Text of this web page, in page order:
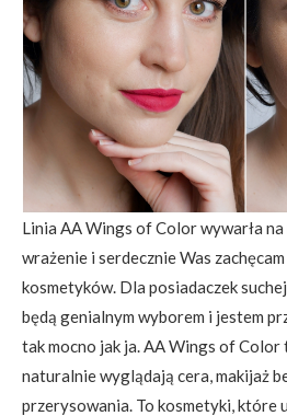
Linia AA Wings of Color wywarła
wrażenie i serdecznie Was
kosmetyków. Dla posiadaczek
będą genialnym wyborem i jestem
tak mocno jak ja. AA Wings of Color
naturalnie wyglądają cera, makijaż
przerysowania. To kosmetyki, które